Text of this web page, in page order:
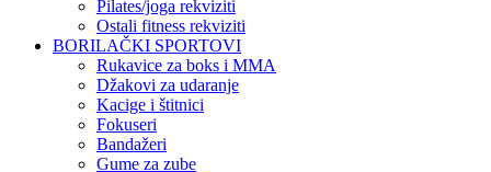
Pilates/joga rekviziti
Ostali fitness rekviziti
BORILAČKI SPORTOVI
Rukavice za boks i MMA
Džakovi za udaranje
Kacige i štitnici
Fokuseri
Bandažeri
Gume za zube